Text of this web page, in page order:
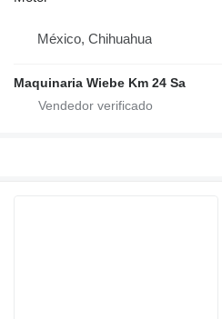
México, Chihuahua
Maquinaria Wiebe Km 24 Sa